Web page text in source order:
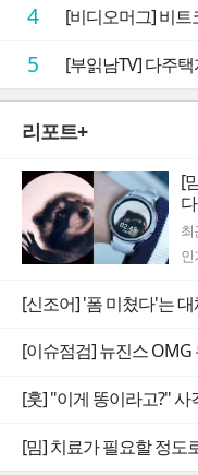
4 [비디오머그] 비트
5 [부읽남TV] 다주택자
리포트+
[
인
[신조어] '폼 미쳤다'는
[밈] 치료가 필요할 정